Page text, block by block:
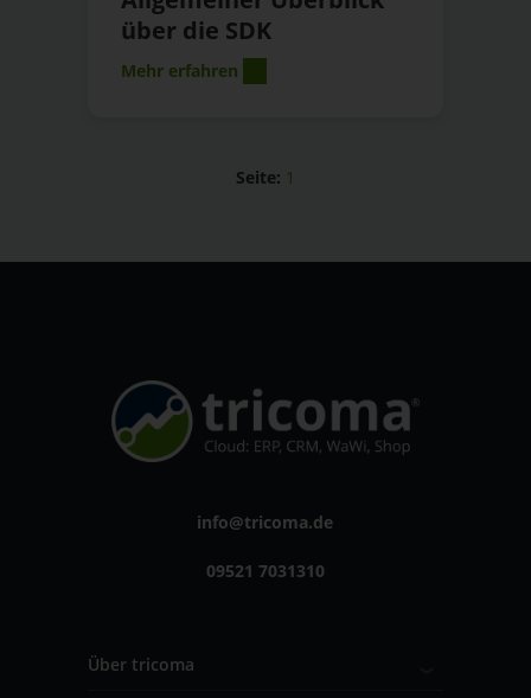
über die SDK
Mehr erfahren
Seite: 1
info@tricoma.de
09521 7031310
Über tricoma